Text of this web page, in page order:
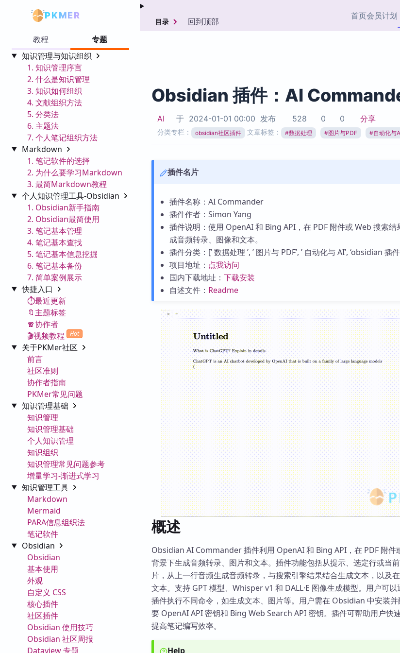
PKMER 首页会员计划
协作者
热门
加速访问 Obsidian 官方
市场
教程
专题
知识管理与知识组织
1. 知识管理序言
2. 什么是知识管理
3. 知识如何组织
4. 文献组织方法
5. 分类法
6. 主题法
7. 个人笔记组织方法
Markdown
1. 笔记软件的选择
2. 为什么要学习Markdown
3. 最简Markdown教程
个人知识管理工具-Obsidian
1. Obsidian新手指南
2. Obsidian最简使用
3. 笔记基本管理
4. 笔记基本查找
5. 笔记基本信息挖掘
6. 笔记基本备份
7. 简单案例展示
快捷入口
⏱️最近更新
🔖主题标签
🧣协作者
🎬视频教程
Hot
关于PKMer社区
前言
社区准则
协作者指南
PKMer常见问题
知识管理基础
知识管理
知识管理基础
个人知识管理
知识组织
知识管理常见问题参考
增量学习-渐进式学习
知识管理工具
Markdown
Mermaid
PARA信息组织法
笔记软件
Obsidian
Obsidian
基本使用
外观
自定义 CSS
核心插件
社区插件
Obsidian 使用技巧
Obsidian 社区周报
Dataview 专题
目录 回到顶部
Obsidian 插件：AI
AI 于 2024-01-01 00:00 发布 528 0 0 分享
分类专栏： obsidian社区插件 文章标签： #数据处理 #图片与PDF #自动化与
插件名片
插件名称：AI Commander
插件作者：Simon Yang
插件说明：使用 OpenAI 和 Bing API，在 PDF 附件或 Web 搜索结
成音频转录、图像和文本。
插件分类：[’ 数据处理 ’, ’ 图片与 PDF’, ’ 自动化与 AI’, ‘obsidian 插件
项目地址： 点我访问
国内下载地址： 下载安装
自述文件： Readme
概述
Obsidian AI Commander 插件利用 OpenAI 和 Bing API，在 PDF 附件
背景下生成音频转录、图片和文本。插件功能包括从提示、选定行或当
片，从上一行音频生成音频转录，与搜索引擎结果结合生成文本，以及
文本。支持 GPT 模型、Whisper v1 和 DALL·E 图像生成模型。用户可
插件执行不同命令，如生成文本、图片等。用户需在 Obsidian 中安装
要 OpenAI API 密钥和 Bing Web Search API 密钥。插件可帮助用户快
提高笔记编写效率。
Help